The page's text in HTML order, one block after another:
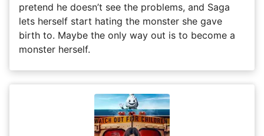
pretend he doesn’t see the problems, and Saga
lets herself start hating the monster she gave
birth to. Maybe the only way out is to become a
monster herself.